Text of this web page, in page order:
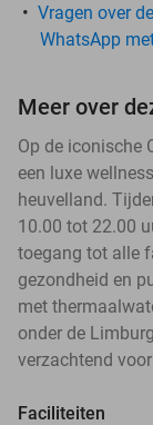
Vragen over
WhatsApp
Meer over
Op de iconische
een luxe
heuvelland.
10.00 tot 22.00
toegang tot alle
gezondheid en
met
onder de
verzachtend
Faciliteiten